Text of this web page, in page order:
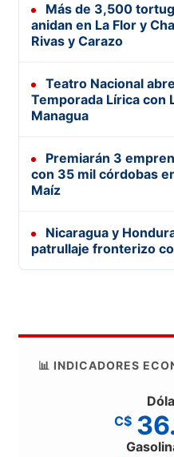
Más de 3,500
anidan en La Flor y
Rivas y Carazo
Teatro Nacional
Temporada Lírica con
Managua
Premiarán 3
con 35 mil córdobas
Maíz
Nicaragua y
patrullaje fronterizo
📊 INDICADORES
C$